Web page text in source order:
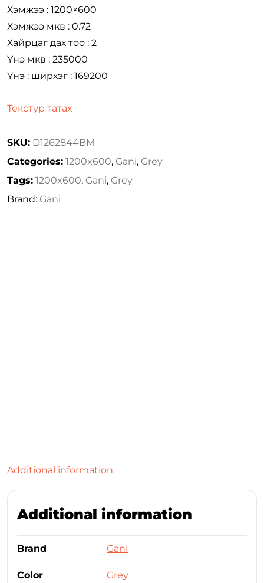
Хэмжээ : 1200×600
Хэмжээ мкв : 0.72
Хайрцаг дах тоо : 2
Үнэ мкв : 235000
Үнэ : ширхэг : 169200
Текстур татах
SKU: D1262844BM
Categories: 1200x600, Gani, Grey
Tags: 1200x600, Gani, Grey
Brand: Gani
Additional information
Additional information
Brand Gani
Color Grey